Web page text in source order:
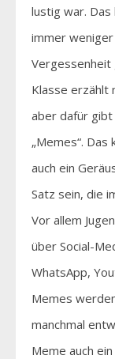
lustig war.
immer
Vergessenheit
Klasse erzählt
aber dafür
„Memes“.
auch ein
Satz sein, die
Vor allem
über Social-
WhatsApp,
Memes
manchmal
Meme auch